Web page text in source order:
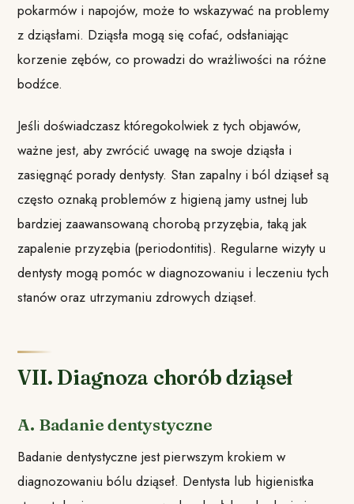
pokarmów i napojów, może to wskazywać na problemy
z dziąsłami. Dziąsła mogą się cofać, odsłaniając
korzenie zębów, co prowadzi do wrażliwości na różne
bodźce.
Jeśli doświadczasz któregokolwiek z tych objawów,
ważne jest, aby zwrócić uwagę na swoje dziąsła i
zasięgnąć porady dentysty. Stan zapalny i ból dziąseł są
często oznaką problemów z higieną jamy ustnej lub
bardziej zaawansowaną chorobą przyzębia, taką jak
zapalenie przyzębia (periodontitis). Regularne wizyty u
dentysty mogą pomóc w diagnozowaniu i leczeniu tych
stanów oraz utrzymaniu zdrowych dziąseł.
VII. Diagnoza chorób dziąseł
A. Badanie dentystyczne
Badanie dentystyczne jest pierwszym krokiem w
diagnozowaniu bólu dziąseł. Dentysta lub higienistka